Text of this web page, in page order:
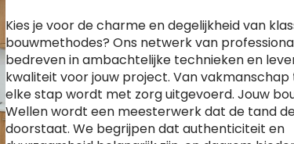
Kies je voor de charme en degelijkheid van
bouwmethodes? Ons netwerk van
bedreven in ambachtelijke technieken en
kwaliteit voor jouw project. Van
elke stap wordt met zorg uitgevoerd. Jouw
Wellen wordt een meesterwerk dat de tand
doorstaat. We begrijpen dat authenticiteit en